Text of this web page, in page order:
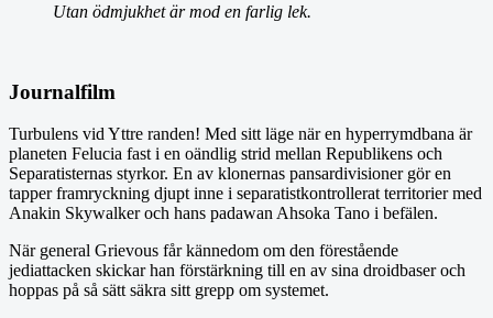
Utan ödmjukhet är mod en farlig lek.
Journalfilm
Turbulens vid Yttre randen! Med sitt läge när en hyperrymdbana är
planeten Felucia fast i en oändlig strid mellan Republikens och
Separatisternas styrkor. En av klonernas pansardivisioner gör en
tapper framryckning djupt inne i separatistkontrollerat territorier med
Anakin Skywalker och hans padawan Ahsoka Tano i befälen.
När general Grievous får kännedom om den förestående
jediattacken skickar han förstärkning till en av sina droidbaser och
hoppas på så sätt säkra sitt grepp om systemet.